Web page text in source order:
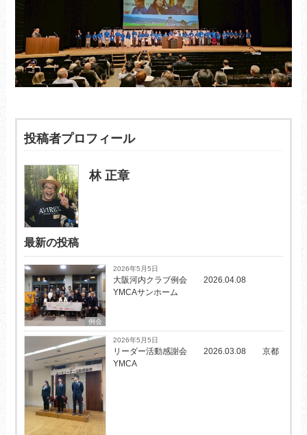
投稿者プロフィール
林 正章
最新の投稿
例会
2026年5月5日
大阪河内クラブ例会 2026.04.08
YMCAサンホーム
2026年5月5日
リーダー活動感謝会 2026.03.08 京都
YMCA